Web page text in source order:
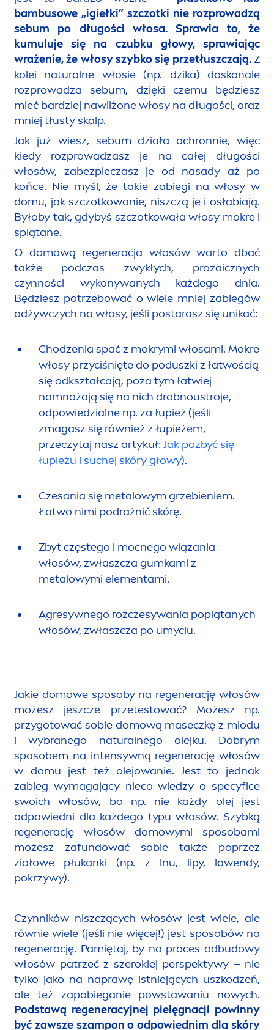
bambusowe „igiełki” szczotki nie rozprowadzą
sebum po długości włosa. Sprawia to, że
kumuluje się na czubku głowy, sprawiając
wrażenie, że włosy szybko się przetłuszczają.Z
kolei naturalne włosie (np. dzika) doskonale
rozprowadza sebum, dzięki czemu będziesz
mieć bardziej nawilżone włosy na długości, oraz
mniej tłusty skalp.
Jak już wiesz, sebum działa ochronnie, więc
kiedy rozprowadzasz je na całej długości
włosów, zabezpieczasz je od nasady aż po
końce. Nie myśl, że takie zabiegi na włosy w
domu, jak szczotkowanie, niszczą je i osłabiają.
Byłoby tak, gdybyś szczotkowała włosy mokre i
splątane.
O domową regeneracja włosów warto dbać
także podczas zwykłych, prozaicznych
czynności wykonywanych każdego dnia.
Będziesz potrzebować o wiele mniej zabiegów
odżywczych na włosy, jeśli postarasz się unikać:
Chodzenia spać z mokrymi włosami. Mokre
włosy przyciśnięte do poduszki z łatwością
się odkształcają, poza tym łatwiej
namnażają się na nich drobnoustroje,
odpowiedzialne np. za łupież (jeśli
zmagasz się również z łupieżem,
przeczytaj nasz artykuł:Jak pozbyć się
łupieżu i suchej skóry głowy).
Czesania się metalowym grzebieniem.
Łatwo nimi podrażnić skórę.
Zbyt częstego i mocnego wiązania
włosów, zwłaszcza gumkami z
metalowymi elementami.
Agresywnego rozczesywania poplątanych
włosów, zwłaszcza po umyciu.
Jakie domowe sposoby na regenerację włosów
możesz jeszcze przetestować? Możesz np.
przygotować sobie domową maseczkę z miodu
i wybranego naturalnego olejku. Dobrym
sposobem na intensywną regenerację włosów
w domu jest też olejowanie. Jest to jednak
zabieg wymagający nieco wiedzy o specyfice
swoich włosów, bo np. nie każdy olej jest
odpowiedni dla każdego typu włosów. Szybką
regenerację włosów domowymi sposobami
możesz zafundować sobie także poprzez
ziołowe płukanki (np. z lnu, lipy, lawendy,
pokrzywy).
Czynników niszczących włosów jest wiele, ale
równie wiele (jeśli nie więcej!) jest sposobów na
regenerację. Pamiętaj, by na proces odbudowy
włosów patrzeć z szerokiej perspektywy – nie
tylko jako na naprawę istniejących uszkodzeń,
ale też zapobieganie powstawaniu nowych.
Podstawą regeneracyjnej pielęgnacji powinny
być zawsze szampon o odpowiednim dla skóry